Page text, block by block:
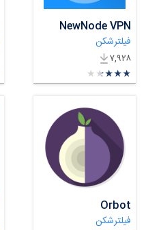
NewNode VPN
فیلترشکن
۷,۹۲۸
★★★★★
★
★
★
★
★
Orbot
فیلترشکن